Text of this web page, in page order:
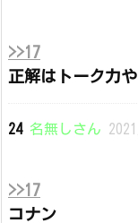
>>17
正解はトーク力や
24 名無しさん
>>17
コナン